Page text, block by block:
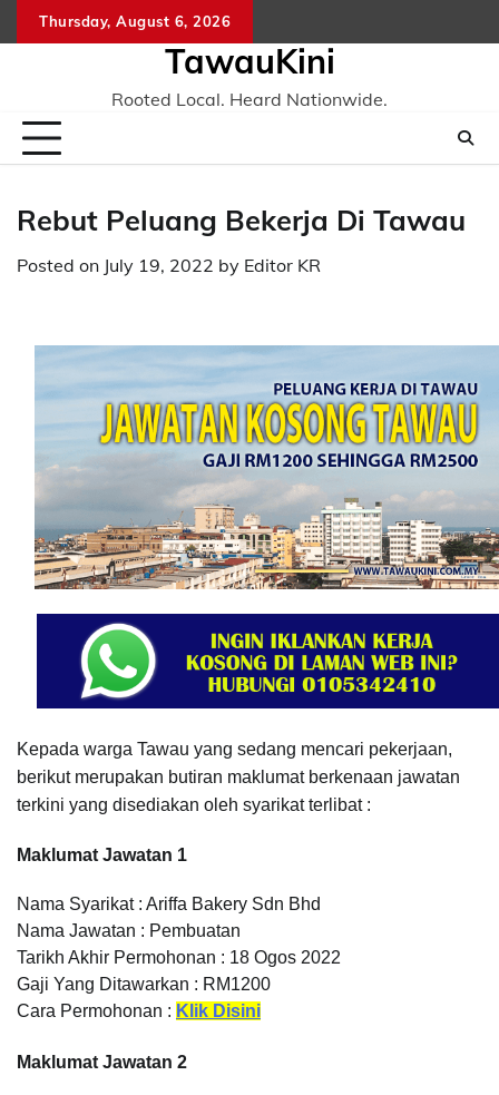
to
Thursday, August 6, 2026
TawauKini
Rooted Local. Heard Nationwide.
Rebut Peluang Bekerja Di Tawau
Posted on July 19, 2022 by Editor KR
Kepada warga Tawau yang sedang mencari pekerjaan,
berikut merupakan butiran maklumat berkenaan jawatan
terkini yang disediakan oleh syarikat terlibat :
Maklumat Jawatan 1
Nama Syarikat : Ariffa Bakery Sdn Bhd
Nama Jawatan : Pembuatan
Tarikh Akhir Permohonan : 18 Ogos 2022
Gaji Yang Ditawarkan : RM1200
Cara Permohonan : Klik Disini
Maklumat Jawatan 2